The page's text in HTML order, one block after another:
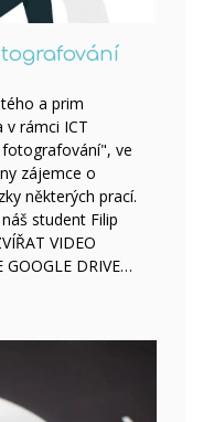
a prim
v rámci ICT
ve
zájemce o
některých prací.
student Filip
VIDEO
DRIVE…